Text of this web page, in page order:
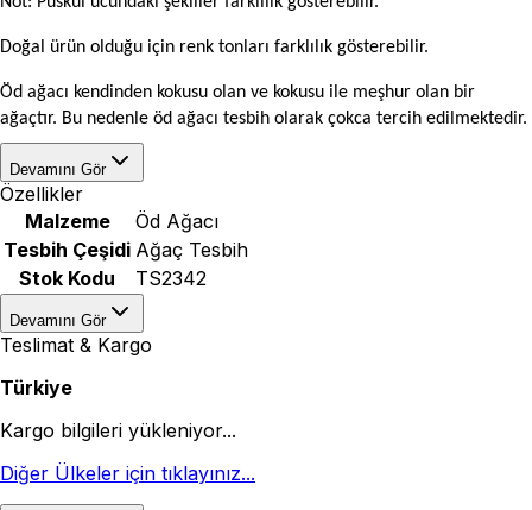
Doğal ürün olduğu için renk tonları farklılık gösterebilir.
Öd ağacı kendinden kokusu olan ve kokusu ile meşhur olan bir
ağaçtır. Bu nedenle öd ağacı tesbih olarak çokca tercih edilmektedir.
Devamını Gör
Özellikler
Malzeme
Öd Ağacı
Tesbih Çeşidi Ağaç Tesbih
Stok Kodu
TS2342
Devamını Gör
Teslimat & Kargo
Türkiye
Kargo bilgileri yükleniyor...
Diğer Ülkeler için tıklayınız...